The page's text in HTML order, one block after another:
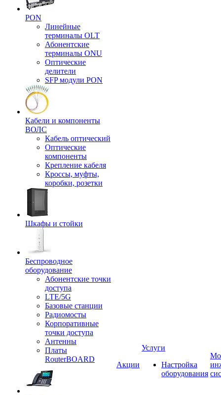
PON
Линейные
терминалы OLT
Абонентские
терминалы ONU
Оптические
делители
SFP модули PON
Кабели и компоненты
ВОЛС
Кабель оптический
Оптические
компоненты
Крепление кабеля
Кроссы, муфты,
коробки, розетки
Шкафы и стойки
Беспроводное
оборудование
Абонентские точки
доступа
LTE/5G
Базовые станции
Радиомосты
Корпоративные
точки доступа
Антенны
Платы
RouterBOARD
Акции
Услуги
Настройка
оборудования